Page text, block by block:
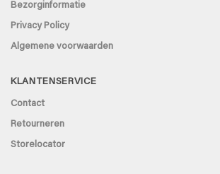
Bezorginformatie
Privacy Policy
Algemene voorwaarden
KLANTENSERVICE
Contact
Retourneren
Storelocator